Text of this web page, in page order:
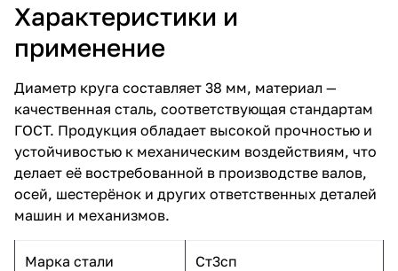
Характеристики и
применение
Диаметр круга составляет 38 мм, материал —
качественная сталь, соответствующая стандартам
ГОСТ. Продукция обладает высокой прочностью и
устойчивостью к механическим воздействиям, что
делает её востребованной в производстве валов,
осей, шестерёнок и других ответственных деталей
машин и механизмов.
Марка стали Ст3сп